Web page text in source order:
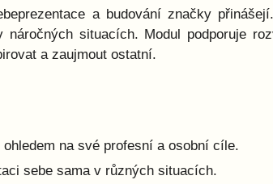
a budování značky
situacích. Modul podporuje
a zaujmout ostatní.
na své profesní a osobní cíle.
sebe sama v různých situacích.